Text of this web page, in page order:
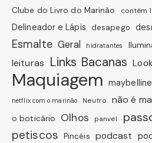
Clube do Livro do Marinão contém
Delineador e Lápis desapego
Esmalte Geral hidratantes
leituras Links Bacanas
Maquiagem maybelline
netflix com o marinão Neutro não é
o boticário Olhos panvel
petiscos Pincéis podcast